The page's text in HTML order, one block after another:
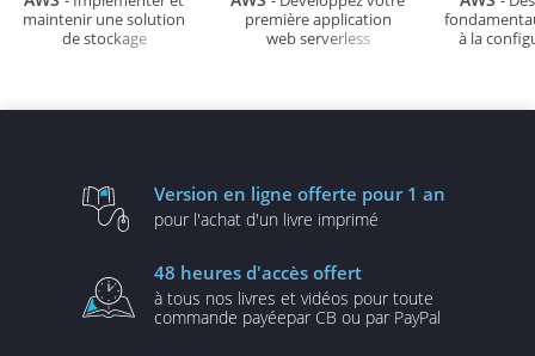
maintenir une solution
de stockage
première application
web serverless
à la
Version en ligne offerte pour 1 an
pour l'achat d'un livre imprimé
48 heures d'accès offert
à tous nos livres et vidéos pour toute
commande payéepar CB ou par PayPal